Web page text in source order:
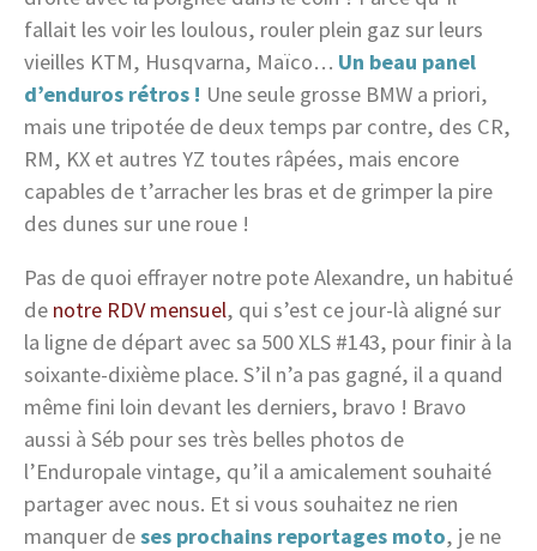
fallait les voir les loulous, rouler plein gaz sur leurs
vieilles KTM, Husqvarna, Maïco… Un beau panel
d’enduros rétros ! Une seule grosse BMW a priori,
mais une tripotée de deux temps par contre, des CR,
RM, KX et autres YZ toutes râpées, mais encore
capables de t’arracher les bras et de grimper la pire
des dunes sur une roue !
Pas de quoi effrayer notre pote Alexandre, un habitué
de notre RDV mensuel, qui s’est ce jour-là aligné sur
la ligne de départ avec sa 500 XLS #143, pour finir à la
soixante-dixième place. S’il n’a pas gagné, il a quand
même fini loin devant les derniers, bravo ! Bravo
aussi à Séb pour ses très belles photos de
l’Enduropale vintage, qu’il a amicalement souhaité
partager avec nous. Et si vous souhaitez ne rien
manquer deses prochains reportages moto, je ne